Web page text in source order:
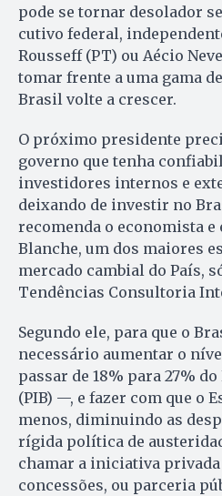
pode se tornar de­solador
cu­tivo federal,
Rousseff (PT) ou Aécio
tomar frente a uma gama
Brasil volte a crescer.
O próximo presidente
governo que tenha
investidores internos e
deixando de investir no
recomenda o economista
Blanche, um dos maiores
mercado cambial do País,
Tendências Consultoria
Segundo ele, para que o
necessário aumentar o
passar de 18% para 27%
(PIB) —, e fazer com que o
menos, diminuindo as
rígida política de
chamar a iniciativa
concessões, ou parceria